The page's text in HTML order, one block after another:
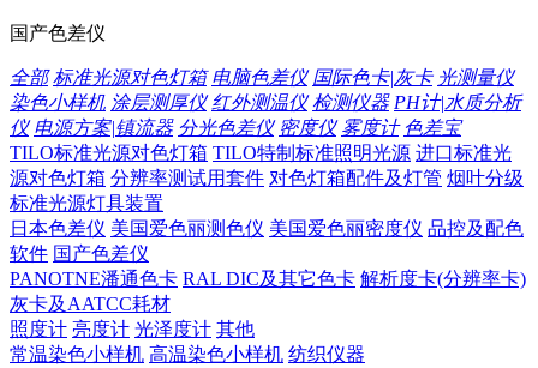
国产色差仪
全部 标准光源对色灯箱 电脑色差仪 国际色卡|灰卡 光测量仪
染色小样机 涂层测厚仪 红外测温仪 检测仪器 PH计|水质分析
仪 电源方案|镇流器 分光色差仪 密度仪 雾度计 色差宝
TILO标准光源对色灯箱 TILO特制标准照明光源 进口标准光
源对色灯箱 分辨率测试用套件 对色灯箱配件及灯管 烟叶分级
标准光源灯具装置
日本色差仪 美国爱色丽测色仪 美国爱色丽密度仪 品控及配色
软件 国产色差仪
PANOTNE潘通色卡 RAL DIC及其它色卡 解析度卡(分辨率卡)
灰卡及AATCC耗材
照度计 亮度计 光泽度计 其他
常温染色小样机 高温染色小样机 纺织仪器